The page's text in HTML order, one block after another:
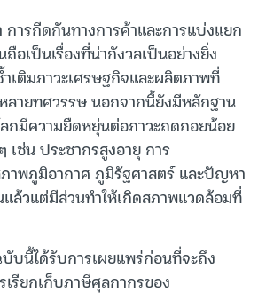
การกีดกันทางการค้าและการแบ่งแยก
อเป็นเรื่องที่น่ากังวลเป็นอย่างยิ่ง
เติมภาวะเศรษฐกิจและผลิตภาพที่
ลายทศวรรษ นอกจากนี้ยังมีหลักฐาน
กมีความยืดหยุ่นต่อภาวะถดถอยน้อย
เช่น ประชากรสูงอายุ การ
าพภูมิอากาศ ภูมิรัฐศาสตร์ และปัญหา
ล้วแต่มีส่วนทำให้เกิดสภาพแวดล้อมที่
บนี้ได้รับการเผยแพร่ก่อนที่จะถึง
รียกเก็บภาษีศุลกากรของ